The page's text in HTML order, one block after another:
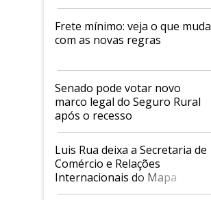
Frete mínimo: veja o que muda
com as novas regras
Senado pode votar novo
marco legal do Seguro Rural
após o recesso
Luis Rua deixa a Secretaria de
Comércio e Relações
Internacionais do Mapa